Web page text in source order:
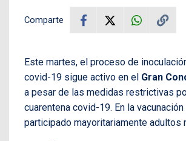
Comparte
Este martes, el proceso de
covid-19 sigue activo en el Gran
a pesar de las medidas restrictivas
cuarentena covid-19. En la
participado mayoritariamente adultos